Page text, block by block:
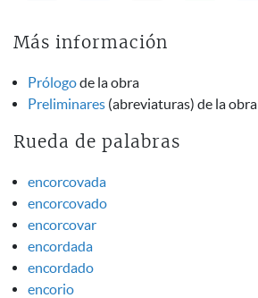
Más información
Prólogode la obra
Preliminares (abreviaturas) de la obra
Rueda de palabras
encorcovada
encorcovado
encorcovar
encordada
encordado
encorio